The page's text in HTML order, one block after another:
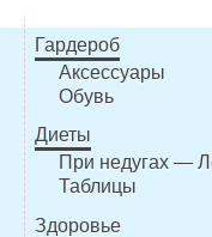
Гардероб
Аксессуары
Обувь
Диеты
При недугах —
Таблицы
Здоровье